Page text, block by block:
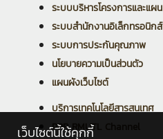
ระบบบริหารโครงการและแผน
ระบบสำนักงานอิเล็กทรอนิกส์
ระบบการประกันคุณภาพ
นโยบายความเป็นส่วนตัว
แผนผังเว็บไซต์
บริการเทคโนโลยีสารสนเทศ
PPR RMUTL Channel
เว็บไซต์นี้ใช้คุกกี้